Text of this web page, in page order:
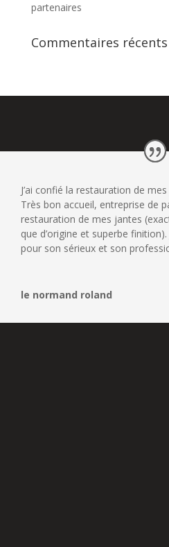
partenaires
Commentaires récents
J’ai confié la restauration de
Très bon accueil, entreprise de
restauration de mes jantes
que d’origine et superbe
pour son sérieux et son
le normand roland